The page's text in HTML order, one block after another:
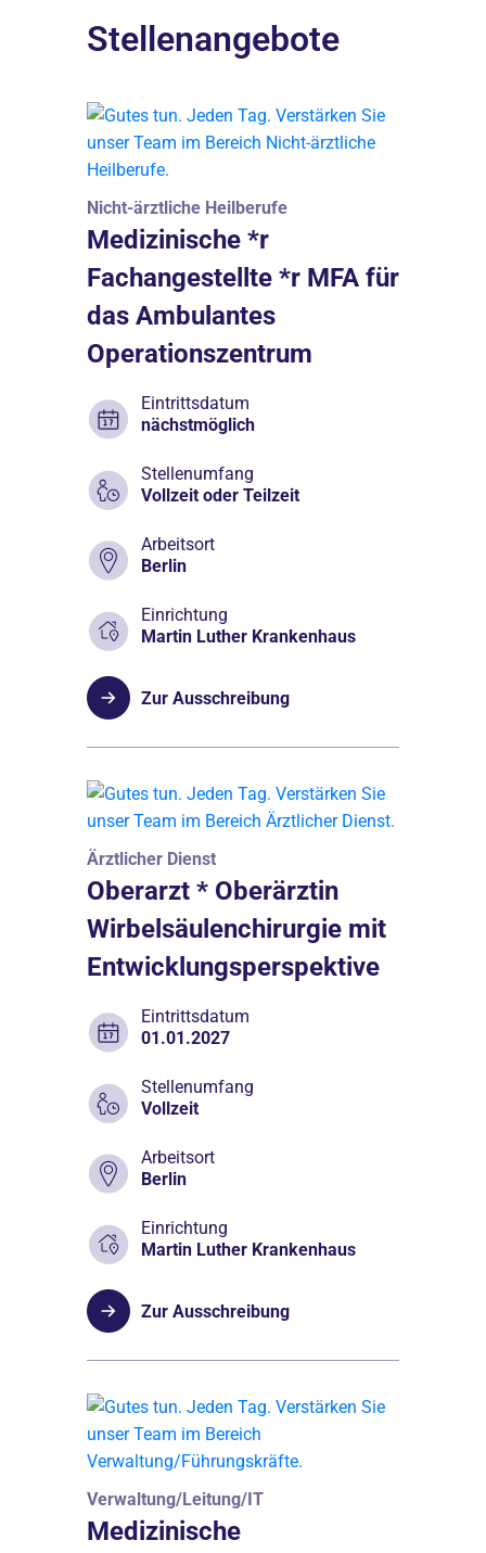
Stellenangebote
Nicht-ärztliche Heilberufe
Medizinische *r
Fachangestellte *r MFA für
das Ambulantes
Operationszentrum
Eintrittsdatum
nächstmöglich
Stellenumfang
Vollzeit oder Teilzeit
Arbeitsort
Berlin
Einrichtung
Martin Luther Krankenhaus
Zur Ausschreibung
Ärztlicher Dienst
Oberarzt * Oberärztin
Wirbelsäulenchirurgie mit
Entwicklungsperspektive
Eintrittsdatum
01.01.2027
Stellenumfang
Vollzeit
Arbeitsort
Berlin
Einrichtung
Martin Luther Krankenhaus
Zur Ausschreibung
Verwaltung/Leitung/IT
Medizinische